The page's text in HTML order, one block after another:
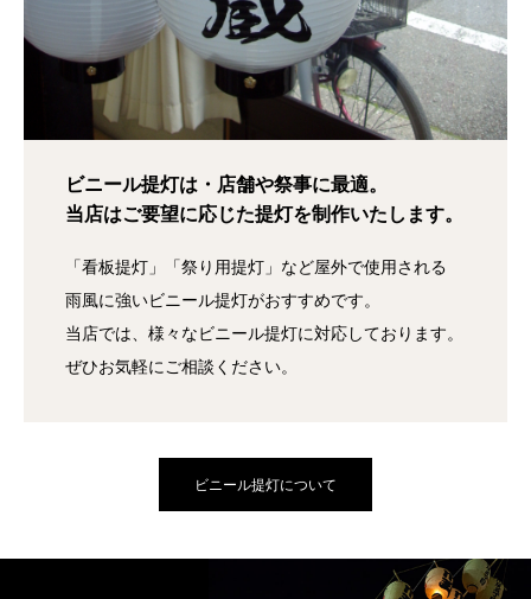
ビニール提灯は・店舗や祭事に最適。
当店はご要望に応じた提灯を制作いたします。
「看板提灯」「祭り用提灯」など屋外で使用される
雨風に強いビニール提灯がおすすめです。
当店では、様々なビニール提灯に対応しております。
ぜひお気軽にご相談ください。
ビニール提灯について